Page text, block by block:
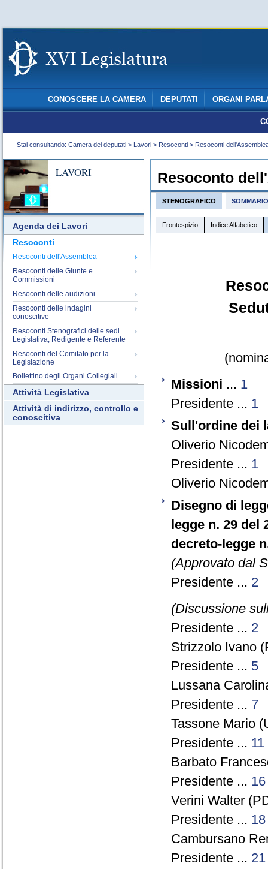
CONOSCERE LA CAMERA DEPUTATI ORGANI
Stai consultando: Camera dei deputati > Lavori > Resoconti > Resoconti
LAVORI
Agenda dei Lavori
Resoconti
Resoconti dell'Assemblea
Resoconti delle Giunte e
Commissioni
Resoconti delle audizioni
Resoconti delle indagini
conoscitive
Resoconti Stenografici delle sedi
Legislativa, Redigente e Referente
Resoconti del Comitato per la
Legislazione
Bollettino degli Organi Collegiali
Attività Legislativa
Attività di indirizzo, controllo e
conoscitiva
Resoconto
STENOGRAFICO SOMMARIO
Frontespizio Indice Alfabetico
Missioni ... 1
Presidente ... 1
Sull'ordine dei
Oliverio
Presidente ... 1
Oliverio
Disegno di
legge n. 29 del
decreto-legge
(Approvato dal
Presidente ... 2
(Discussione
Presidente ... 2
Strizzolo Ivano
Presidente ... 5
Lussana
Presidente ... 7
Tassone Mario
Presidente ... 11
Barbato
Presidente ... 16
Verini Walter
Presidente ... 18
Cambursano
Presidente ... 21